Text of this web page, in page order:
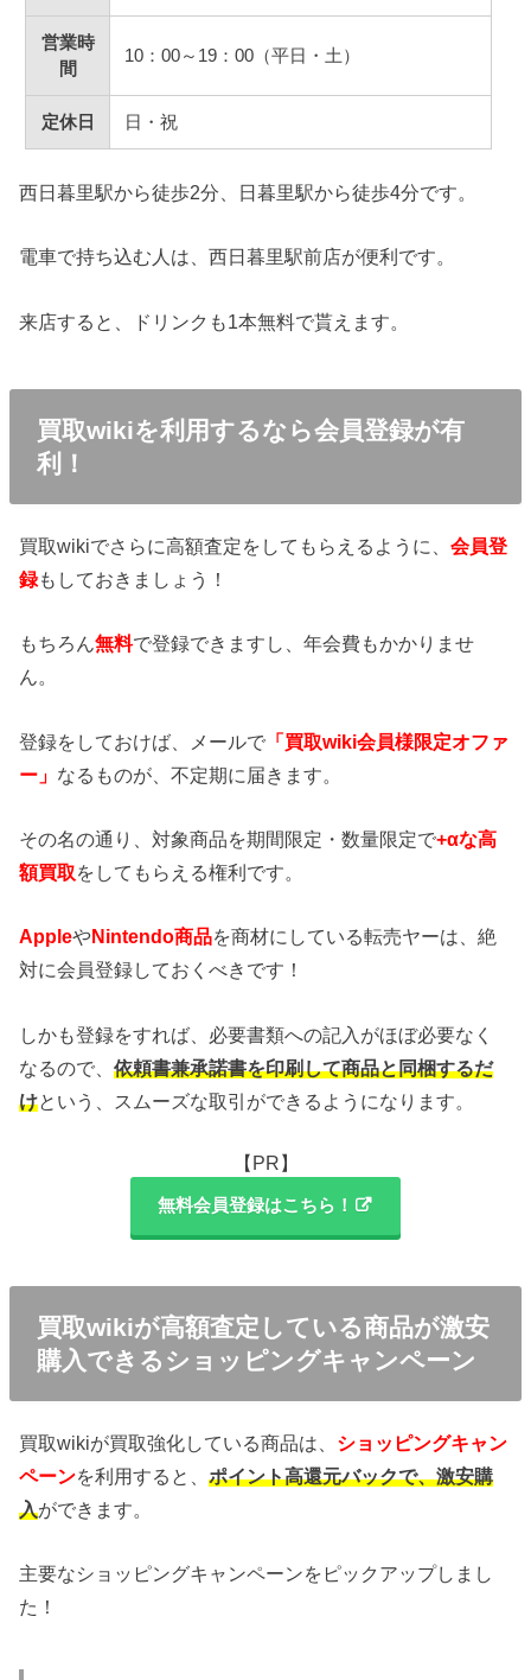
営業時
間
10：00～19：00（平日・土）
定休日 日・祝
西日暮里駅から徒歩2分、日暮里駅から徒歩4分です。
電車で持ち込む人は、西日暮里駅前店が便利です。
来店すると、ドリンクも1本無料で貰えます。
買取wikiを利用するなら会員登録が有
利！
買取wikiでさらに高額査定をしてもらえるように、会員登
録もしておきましょう！
もちろん無料で登録できますし、年会費もかかりませ
ん。
登録をしておけば、メールで 「買取wiki会員様限定オファ
ー」 なるものが、不定期に届きます。
その名の通り、対象商品を期間限定・数量限定で+αな高
額買取をしてもらえる権利です。
AppleやNintendo商品を商材にしている転売ヤーは、絶
対に会員登録しておくべきです！
しかも登録をすれば、必要書類への記入がほぼ必要なく
なるので、依頼書兼承諾書を印刷して商品と同梱するだ
けという、スムーズな取引ができるようになります。
【PR】
無料会員登録はこちら！
買取wikiが高額査定している商品が激安
購入できるショッピングキャンペーン
買取wikiが買取強化している商品は、 ショッピングキャン
ペーンを利用すると、ポイント高還元バックで、激安購
入ができます。
主要なショッピングキャンペーンをピックアップしまし
た！